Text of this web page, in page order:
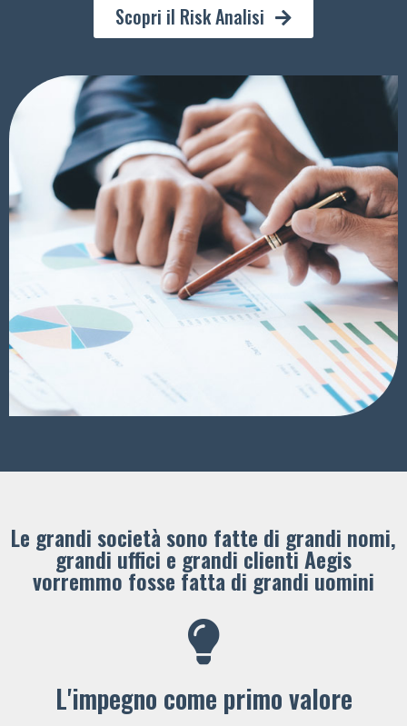
Scopri il Risk Analisi
Le grandi società sono fatte di grandi nomi,
grandi uffici e grandi clienti ​Aegis
vorremmo fosse fatta di grandi uomini
L'impegno come primo valore